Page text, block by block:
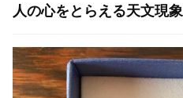
人の心をとらえる天文現象